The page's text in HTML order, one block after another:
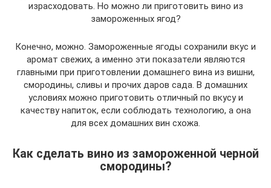
израсходовать. Но можно ли приготовить вино из
замороженных ягод?
Конечно, можно. Замороженные ягоды сохранили вкус и
аромат свежих, а именно эти показатели являются
главными при приготовлении домашнего вина из вишни,
смородины, сливы и прочих даров сада. В домашних
условиях можно приготовить отличный по вкусу и
качеству напиток, если соблюдать технологию, а она
для всех домашних вин схожа.
Как сделать вино из замороженной черной
смородины?